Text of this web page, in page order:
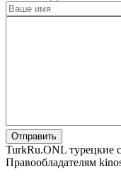
Отправить
TurkRu.ONL турецкие
Правообладателям